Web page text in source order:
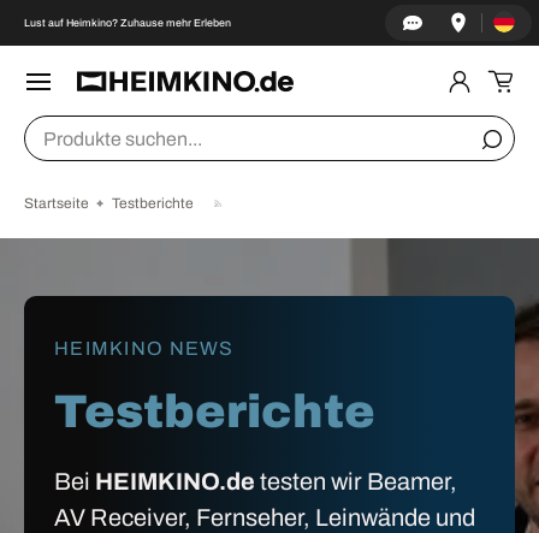
↵Zum Inhalt springen
↵Zum Menü springen
↵Fußzeile springen
↵Barrierefreiheits-Widget öffnen
DIREKT ZUM INHALT
Lust auf Heimkino? Zuhause mehr Erleben Land/
Suchen
Startseite Testberichte
HEIMKINO NEWS
Testberichte
Bei HEIMKINO.de testen wir Beamer,
AV Receiver, Fernseher, Leinwände und